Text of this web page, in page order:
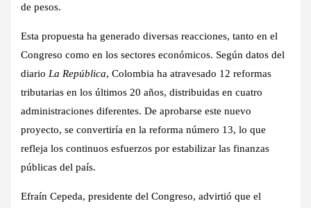
de pesos.
Esta propuesta ha generado diversas reacciones, tanto en el
Congreso como en los sectores económicos. Según datos del
diario La República, Colombia ha atravesado 12 reformas
tributarias en los últimos 20 años, distribuidas en cuatro
administraciones diferentes. De aprobarse este nuevo
proyecto, se convertiría en la reforma número 13, lo que
refleja los continuos esfuerzos por estabilizar las finanzas
públicas del país.
Efraín Cepeda, presidente del Congreso, advirtió que el